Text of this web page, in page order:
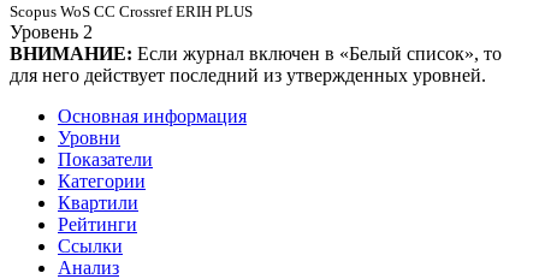
Scopus WoS CC Crossref ERIH PLUS
Уровень 2
ВНИМАНИЕ: Если журнал включен в «Белый список», то
для него действует последний из утвержденных уровней.
Основная информация
Уровни
Показатели
Категории
Квартили
Рейтинги
Ссылки
Анализ